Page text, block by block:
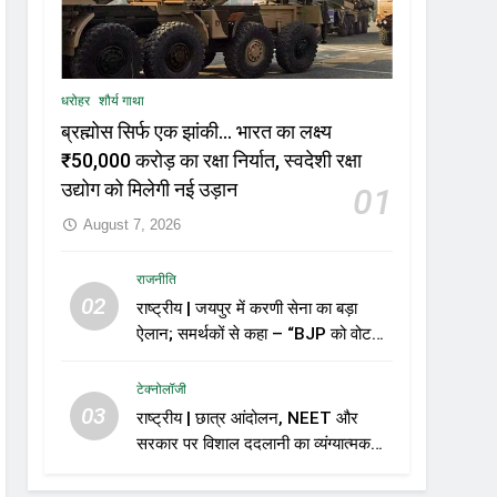
धरोहर शौर्य गाथा
ब्रह्मोस सिर्फ एक झांकी… भारत का लक्ष्य
₹50,000 करोड़ का रक्षा निर्यात, स्वदेशी रक्षा
उद्योग को मिलेगी नई उड़ान
01
August 7, 2026
02
राजनीति
राष्ट्रीय | जयपुर में करणी सेना का बड़ा
ऐलान; समर्थकों से कहा – “BJP को वोट
03
टेक्नोलॉजी
राष्ट्रीय | छात्र आंदोलन, NEET और
सरकार पर विशाल ददलानी का व्यंग्यात्मक